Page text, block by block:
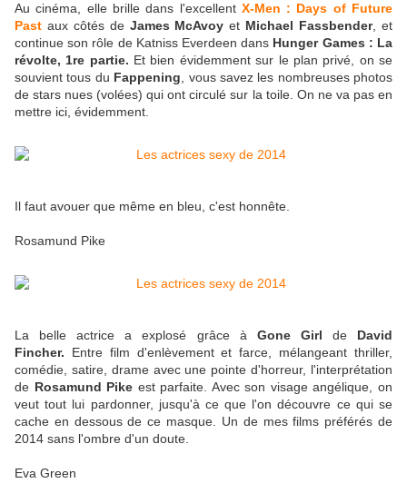
Au cinéma, elle brille dans l'excellent X-Men : Days of Future
Past aux côtés de James McAvoy et Michael Fassbender, et
continue son rôle de Katniss Everdeen dans Hunger Games : La
révolte, 1re partie. Et bien évidemment sur le plan privé, on se
souvient tous du Fappening , vous savez les nombreuses photos
de stars nues (volées) qui ont circulé sur la toile. On ne va pas en
mettre ici, évidemment.
Il faut avouer que même en bleu, c'est honnête.
Rosamund Pike
La belle actrice a explosé grâce à Gone Girl de David
Fincher. Entre film d'enlèvement et farce, mélangeant thriller,
comédie, satire, drame avec une pointe d'horreur, l'interprétation
de Rosamund Pike est parfaite. Avec son visage angélique, on
veut tout lui pardonner, jusqu'à ce que l'on découvre ce qui se
cache en dessous de ce masque. Un de mes films préférés de
2014 sans l'ombre d'un doute.
Eva Green